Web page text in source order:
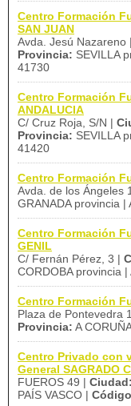
Centro Formación
SAN JUAN
Avda. Jesú Nazareno |
Provincia: SEVILLA
41730
Centro Formación
ANDALUCIA
C/ Cruz Roja, S/N |
Provincia: SEVILLA
41420
Centro Formación
Avda. de los Ángeles
GRANADA provincia |
Centro Formación
GENIL
C/ Fernán Pérez, 3 |
CORDOBA provincia |
Centro Formación
Plaza de Pontevedra
Provincia: A
Centro Privado con
General SAGRADO
FUEROS 49 | Ciudad:
PAÍS VASCO |